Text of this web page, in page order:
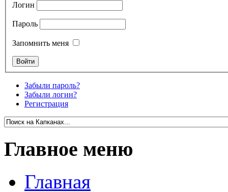
Логин
Пароль
Запомнить меня
Забыли пароль?
Забыли логин?
Регистрация
Главное меню
Главная